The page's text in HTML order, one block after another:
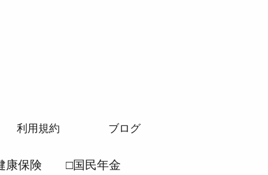
利用規約 ブログ
康保険 □国民年金